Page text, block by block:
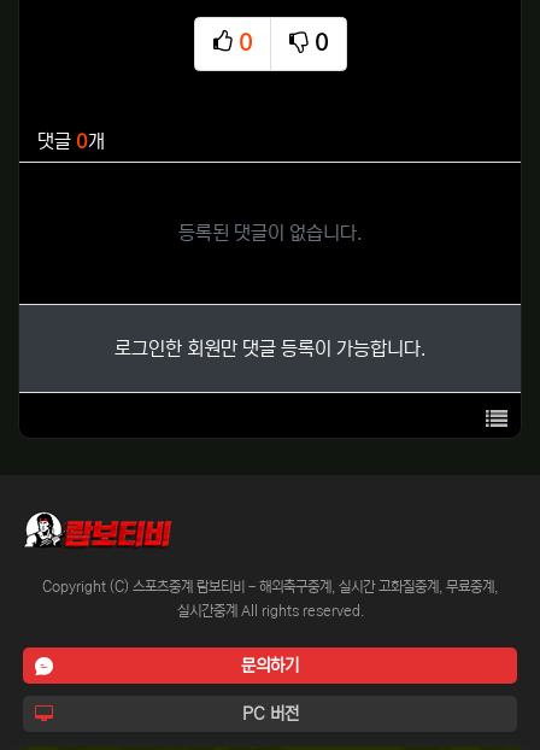
0
추천
0
비추천
댓글 0개
등록된 댓글이 없습니다.
로그인한 회원만 댓글 등록이 가능합니다.
목록
Copyright (C) 스포츠중계 람보티비 - 해외축구중계, 실시간 고화질중계, 무료중계,
실시간중계 All rights reserved.
문의하기
PC 버전